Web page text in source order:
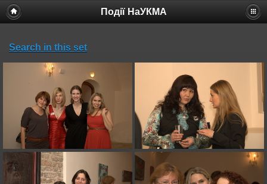
Події НаУКМА
Search in this set